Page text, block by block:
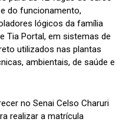
do funcionamento,
lógicos da família
Tia Portal, em sistemas de
utilizados nas plantas
ambientais, de saúde e
no Senai Celso Charuri
realizar a matrícula